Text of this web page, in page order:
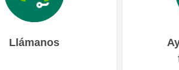
Llámanos